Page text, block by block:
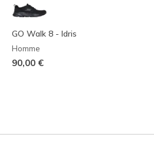
GO Walk 8 - Idris
Homme
90,00 €